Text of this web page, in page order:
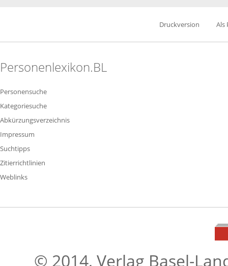
Druckversion Als
Personenlexikon.BL
Personensuche
Kategoriesuche
Abkürzungsverzeichnis
Impressum
Suchtipps
Zitierrichtlinien
Weblinks
© 2014, Verlag Basel-